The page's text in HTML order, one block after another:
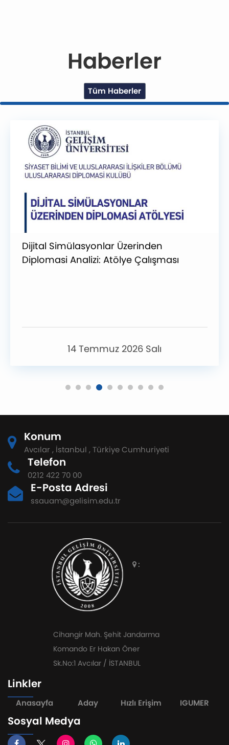
Haberler
Tüm Haberler
Dijital Simülasyonlar Üzerinden
Diplomasi Analizi: Atölye Çalışması
14 Temmuz 2026 Salı
Konum
Avcılar , İstanbul , Türkiye Cumhuriyeti
Telefon
0212 422 70 00
E-Posta Adresi
ssauam@gelisim.edu.tr
:
Cihangir Mah. Şehit Jandarma
Komando Er Hakan Öner
Sk.No:1 Avcılar / İSTANBUL
Linkler
Anasayfa Aday Hızlı Erişim IGUMER
Sosyal Medya